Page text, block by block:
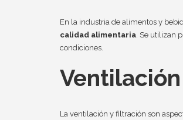
En la industria de alimentos y
calidad alimentaria . Se utilizan
condiciones.
La ventilación y filtración son